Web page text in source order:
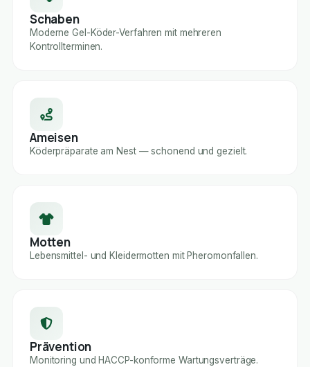
Schaben
Moderne Gel-Köder-Verfahren mit mehreren
Kontrollterminen.
Ameisen
Köderpräparate am Nest — schonend und gezielt.
Motten
Lebensmittel- und Kleidermotten mit Pheromonfallen.
Prävention
Monitoring und HACCP-konforme Wartungsverträge.